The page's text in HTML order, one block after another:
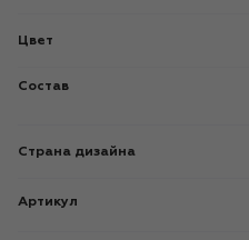
Цвет
Состав
Страна дизайна
Артикул